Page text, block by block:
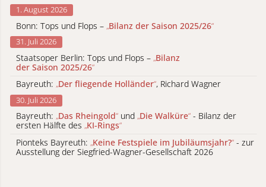
1. August 2026
Bonn: Tops und Flops – „Bilanz der Saison 2025/26“
31. Juli 2026
Staatsoper Berlin: Tops und Flops – „Bilanz
der Saison 2025/26“
Bayreuth: „Der fliegende Holländer“, Richard Wagner
30. Juli 2026
Bayreuth: „Das Rheingold“ und „Die Walküre“ - Bilanz der
ersten Hälfte des „KI-Rings“
Pionteks Bayreuth: „Keine Festspiele im Jubiläumsjahr?“ - zur
Ausstellung der Siegfried-Wagner-Gesellschaft 2026